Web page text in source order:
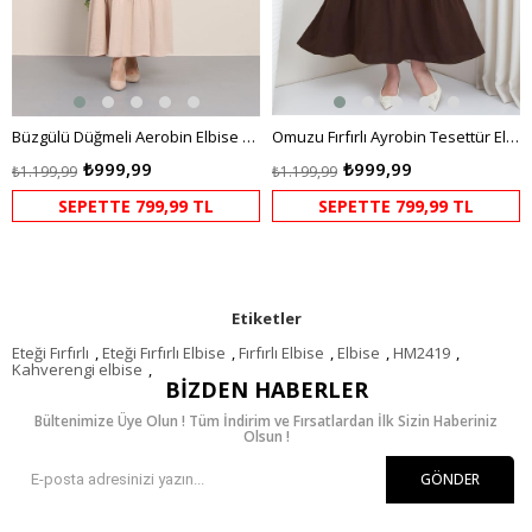
Büzgülü Düğmeli Aerobin Elbise Krem
₺999,99
₺1.199,99
SEPETTE 799,99 TL
Omuzu Fırfırlı Ayrobin Tesettür Elbise Kahverengi HM2062
₺999,99
₺1.199,99
SEPETTE 799,99 TL
Etiketler
Eteği Fırfırlı
Eteği Fırfırlı Elbise Fırfırlı Elbise Elbise HM2419
Kahverengi elbise
BIZDEN HABERLER
Bültenimize Üye Olun ! Tüm İndirim ve Fırsatlardan İlk Sizin Haberiniz
Olsun !
GÖNDER